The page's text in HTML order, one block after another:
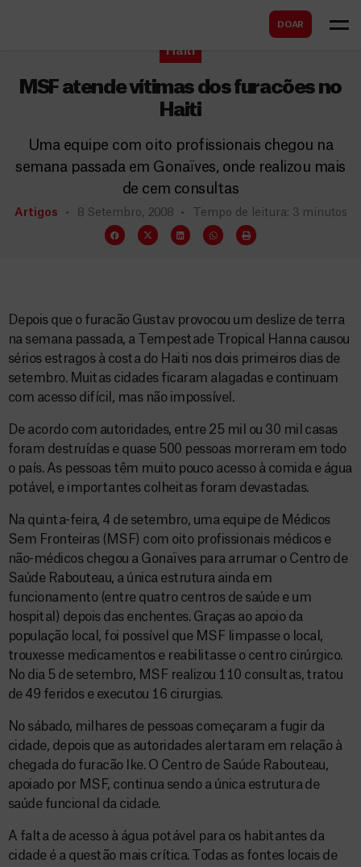
DOAR
r
Haiti
MSF atende vítimas dos furacões no
Haiti
Uma equipe com oito profissionais chegou na
semana passada em Gonaïves, onde realizou mais
de cem consultas
Artigos 8 Setembro, 2008 Tempo de leitura: 3 minutos
Depois que o furacão Gustav provocou um deslize de terra
na semana passada, a Tempestade Tropical Hanna causou
sérios estragos à costa do Haiti nos dois primeiros dias de
setembro. Muitas cidades ficaram alagadas e continuam
com acesso difícil, mas não impossível.
De acordo com autoridades, entre 25 mil ou 30 mil casas
foram destruídas e quase 500 pessoas morreram em todo
o país. As pessoas têm muito pouco acesso à comida e água
potável, e importantes colheitas foram devastadas.
Na quinta-feira, 4 de setembro, uma equipe de Médicos
Sem Fronteiras (MSF) com oito profissionais médicos e
não-médicos chegou a Gonaïves para arrumar o Centro de
Saúde Rabouteau, a única estrutura ainda em
funcionamento (entre quatro centros de saúde e um
hospital) depois das enchentes. Graças ao apoio da
população local, foi possível que MSF limpasse o local,
trouxesse medicamentos e reabilitasse o centro cirúrgico.
No dia 5 de setembro, MSF realizou 110 consultas, tratou
de 49 feridos e executou 16 cirurgias.
No sábado, milhares de pessoas começaram a fugir da
cidade, depois que as autoridades alertaram em relação à
chegada do furacão Ike. O Centro de Saúde Rabouteau,
apoiado por MSF, continua sendo a única estrutura de
saúde funcional da cidade.
A falta de acesso à água potável para os habitantes da
cidade é a questão mais crítica. Todas as fontes locais de
s
c
a